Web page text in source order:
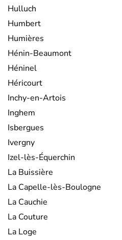
Hulluch
Humbert
Humières
Hénin-Beaumont
Héninel
Héricourt
Inchy-en-Artois
Inghem
Isbergues
Ivergny
Izel-lès-Équerchin
La Buissière
La Capelle-lès-Boulogne
La Cauchie
La Couture
La Loge